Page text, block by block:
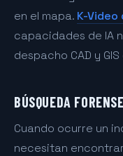
en el mapa. K-Video
capacidades de IA
despacho CAD y
BÚSQUEDA FORENSE
Cuando ocurre un
necesitan